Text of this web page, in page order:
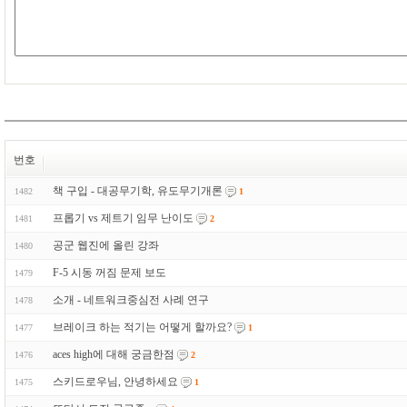
번호
1482 책 구입 - 대공무기학, 유도무기개론 1
1481 프롭기 vs 제트기 임무 난이도 2
1480 공군 웹진에 올린 강좌
1479 F-5 시동 꺼짐 문제 보도
1478 소개 - 네트워크중심전 사례 연구
1477 브레이크 하는 적기는 어떻게 할까요? 1
1476 aces high에 대해 궁금한점 2
1475 스키드로우님, 안녕하세요 1